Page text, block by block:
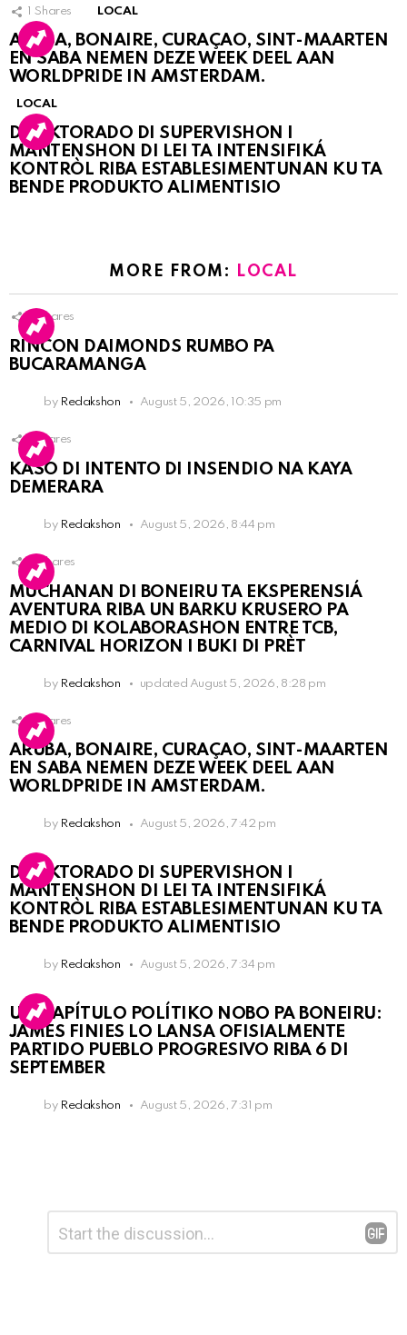
Shares LOCAL
ARUBA, BONAIRE, CURAÇAO, SINT-MAARTEN
EN SABA NEMEN DEZE WEEK DEEL AAN
WORLDPRIDE IN AMSTERDAM.
LOCAL
DIREKTORADO DI SUPERVISHON I
MANTENSHON DI LEI TA INTENSIFIKÁ
KONTRÒL RIBA ESTABLESIMENTUNAN KU TA
BENDE PRODUKTO ALIMENTISIO
MORE FROM: LOCAL
Shares
RINCON DAIMONDS RUMBO PA
BUCARAMANGA
by Redakshon August 5, 2026, 10:35 pm
Shares
KASO DI INTENTO DI INSENDIO NA KAYA
DEMERARA
by Redakshon August 5, 2026, 8:44 pm
Shares
MUCHANAN DI BONEIRU TA EKSPERENSIÁ
AVENTURA RIBA UN BARKU KRUSERO PA
MEDIO DI KOLABORASHON ENTRE TCB,
CARNIVAL HORIZON I BUKI DI PRÈT
by Redakshon updated August 5, 2026, 8:28 pm
Shares
ARUBA, BONAIRE, CURAÇAO, SINT-MAARTEN
EN SABA NEMEN DEZE WEEK DEEL AAN
WORLDPRIDE IN AMSTERDAM.
by Redakshon August 5, 2026, 7:42 pm
DIREKTORADO DI SUPERVISHON I
MANTENSHON DI LEI TA INTENSIFIKÁ
KONTRÒL RIBA ESTABLESIMENTUNAN KU TA
BENDE PRODUKTO ALIMENTISIO
by Redakshon August 5, 2026, 7:34 pm
UN KAPÍTULO POLÍTIKO NOBO PA BONEIRU:
JAMES FINIES LO LANSA OFISIALMENTE
PARTIDO PUEBLO PROGRESIVO RIBA 6 DI
SEPTEMBER
by Redakshon August 5, 2026, 7:31 pm
Reply